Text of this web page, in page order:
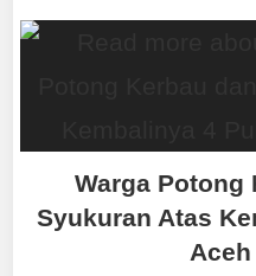
Warga Potong
Syukuran Atas